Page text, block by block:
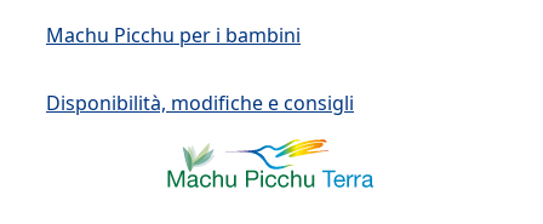
Machu Picchu per i bambini
Disponibilità, modifiche e consigli